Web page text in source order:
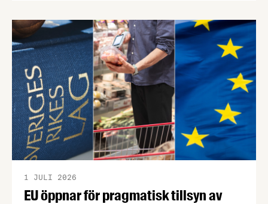
en motståndskraftig livsmedelsförsörjning", och
båda syftar till att bana väg för innovationer som
stärker Sveriges livsmedelsförsörjning.
EU öppnar för pragmatisk tillsyn av
1 JULI 2026